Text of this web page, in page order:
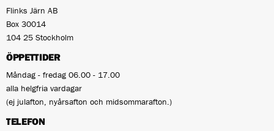
Flinks Järn AB
Box 30014
104 25 Stockholm
ÖPPETTIDER
Måndag - fredag 06.00 - 17.00
alla helgfria vardagar
(ej julafton, nyårsafton och midsommarafton.)
TELEFON